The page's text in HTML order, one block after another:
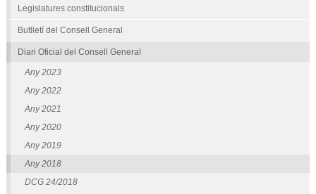
Legislatures constitucionals
Butlletí del Consell General
Diari Oficial del Consell General
Any 2023
Any 2022
Any 2021
Any 2020
Any 2019
Any 2018
DCG 24/2018